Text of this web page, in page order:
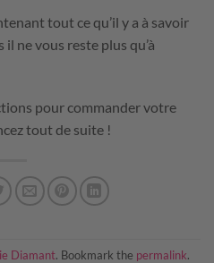
tout ce qu’il y a à savoir
ne vous reste plus qu’à
pour commander votre
tout de suite !
Diamant. Bookmark the permalink.